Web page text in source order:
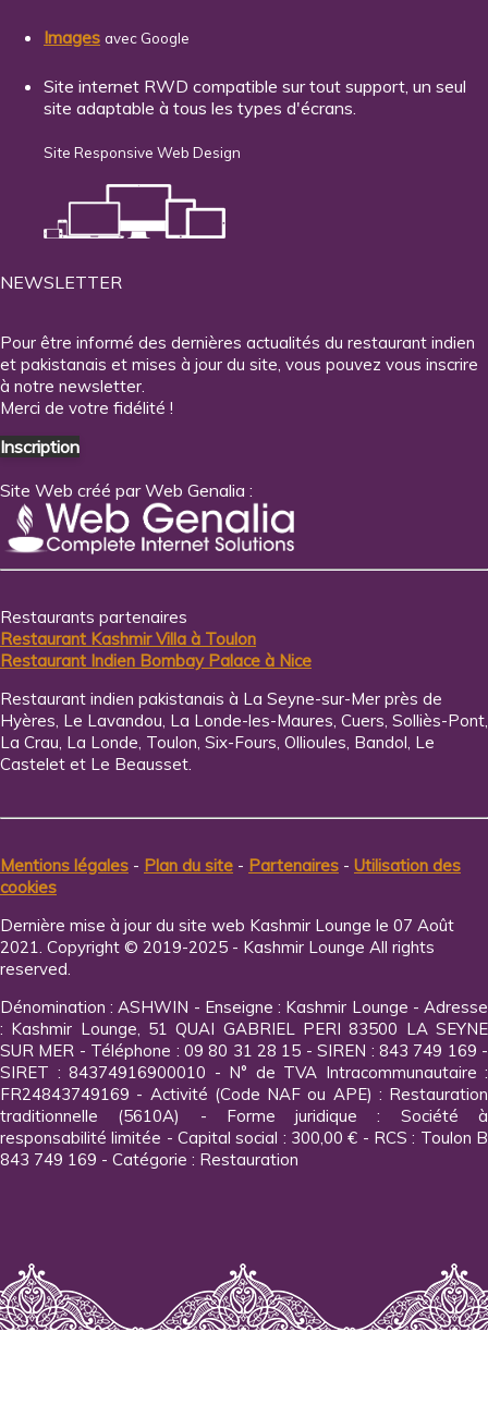
Images avec Google
Site internet RWD compatible sur tout support, un seul
site adaptable à tous les types d'écrans.
Site Responsive Web Design
NEWSLETTER
Pour être informé des dernières actualités du restaurant indien
et pakistanais et mises à jour du site, vous pouvez vous inscrire
à notre newsletter.
Merci de votre fidélité !
Inscription
Site Web créé par Web Genalia :
Restaurants partenaires
Restaurant Kashmir Villa à Toulon
Restaurant Indien Bombay Palace à Nice
Restaurant indien pakistanais à La Seyne-sur-Mer près de
Hyères, Le Lavandou, La Londe-les-Maures, Cuers, Solliès-Pont,
La Crau, La Londe, Toulon, Six-Fours, Ollioules, Bandol, Le
Castelet et Le Beausset.
Mentions légales - Plan du site - Partenaires - Utilisation des
cookies
Dernière mise à jour du site web Kashmir Lounge le 07 Août
2021. Copyright © 2019-2025 - Kashmir Lounge All rights
reserved.
Dénomination : ASHWIN - Enseigne : Kashmir Lounge - Adresse
: Kashmir Lounge, 51 QUAI GABRIEL PERI 83500 LA SEYNE
SUR MER - Téléphone : 09 80 31 28 15 - SIREN : 843 749 169 -
SIRET : 84374916900010 - N° de TVA Intracommunautaire :
FR24843749169 - Activité (Code NAF ou APE) : Restauration
traditionnelle (5610A) - Forme juridique : Société à
responsabilité limitée - Capital social : 300,00 € - RCS : Toulon B
843 749 169 - Catégorie : Restauration